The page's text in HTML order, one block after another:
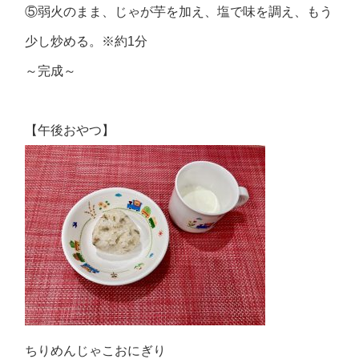
⑤弱火のまま、じゃが芋を加え、塩で味を調え、もう
少し炒める。※約1分
～完成～
【午後おやつ】
ちりめんじゃこおにぎり